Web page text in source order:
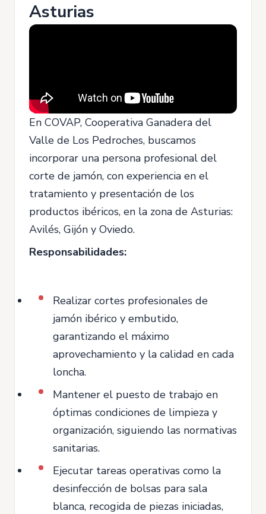
Asturias
En COVAP, Cooperativa Ganadera del
Valle de Los Pedroches, buscamos
incorporar una persona profesional del
corte de jamón, con experiencia en el
tratamiento y presentación de los
productos ibéricos, en la zona de Asturias:
Avilés, Gijón y Oviedo.
Responsabilidades:
Realizar cortes profesionales de
jamón ibérico y embutido,
garantizando el máximo
aprovechamiento y la calidad en cada
loncha.
Mantener el puesto de trabajo en
óptimas condiciones de limpieza y
organización, siguiendo las normativas
sanitarias.
Ejecutar tareas operativas como la
desinfección de bolsas para sala
blanca, recogida de piezas iniciadas,